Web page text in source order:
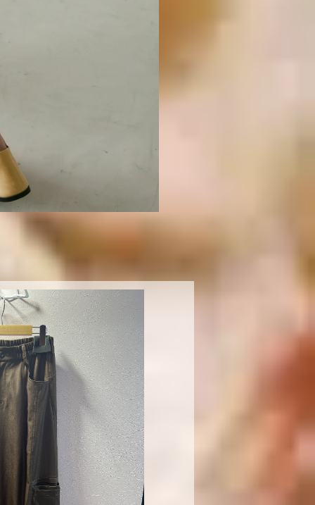
ービーカーゴパンツ700590
OUT